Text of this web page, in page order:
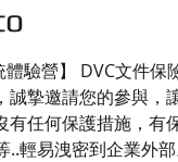
體驗營】 DVC文件
摯邀請您的參與，
有任何保護措施，
..輕易洩密到企業外